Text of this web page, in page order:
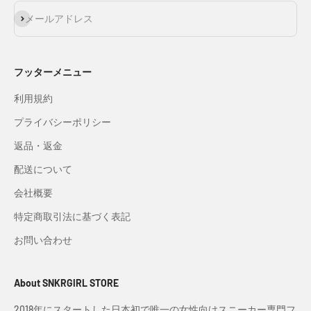
メールアドレス
登録
フッターメニュー
利用規約
プライバシーポリシー
返品・返金
配送について
会社概要
特定商取引法に基づく表記
お問い合わせ
About SNKRGIRL STORE